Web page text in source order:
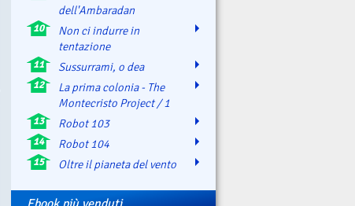
dell'Ambaradan
10
Non ci indurre in
tentazione
11 Sussurrami, o dea
12
La prima colonia - The
Montecristo Project / 1
13 Robot 103
14 Robot 104
15 Oltre il pianeta del vento